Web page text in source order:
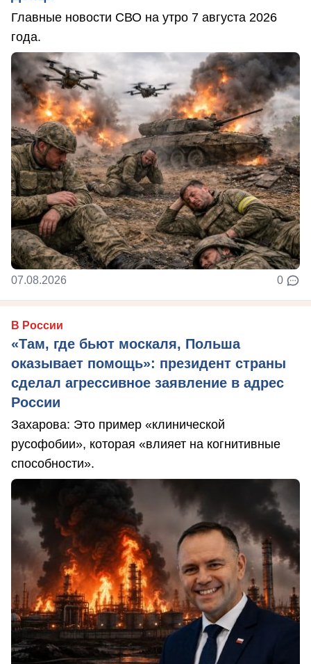
Главные новости СВО на утро 7 августа 2026
года.
07.08.2026 0
В России
«Там, где бьют москаля, Польша
оказывает помощь»: президент страны
сделал агрессивное заявление в адрес
России
Захарова: Это пример «клинической
русофобии», которая «влияет на когнитивные
способности».